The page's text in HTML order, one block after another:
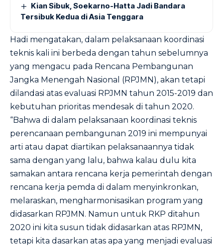
Kian Sibuk, Soekarno-Hatta Jadi Bandara
Tersibuk Kedua di Asia Tenggara
Hadi mengatakan, dalam pelaksanaan koordinasi
teknis kali ini berbeda dengan tahun sebelumnya
yang mengacu pada Rencana Pembangunan
Jangka Menengah Nasional (RPJMN), akan tetapi
dilandasi atas evaluasi RPJMN tahun 2015-2019 dan
kebutuhan prioritas mendesak di tahun 2020.
“Bahwa di dalam pelaksanaan koordinasi teknis
perencanaan pembangunan 2019 ini mempunyai
arti atau dapat diartikan pelaksanaannya tidak
sama dengan yang lalu, bahwa kalau dulu kita
samakan antara rencana kerja pemerintah dengan
rencana kerja pemda di dalam menyinkronkan,
melaraskan, mengharmonisasikan program yang
didasarkan RPJMN. Namun untuk RKP ditahun
2020 ini kita susun tidak didasarkan atas RPJMN,
tetapi kita dasarkan atas apa yang menjadi evaluasi